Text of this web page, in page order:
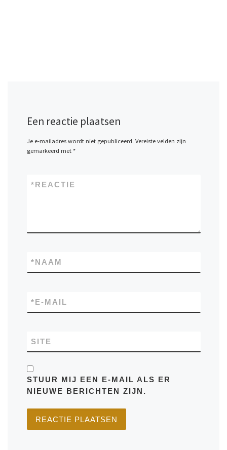
Een reactie plaatsen
Je e-mailadres wordt niet gepubliceerd. Vereiste velden zijn
gemarkeerd met *
REACTIE
*
NAAM
*
E-MAIL
*
SITE
STUUR MIJ EEN E-MAIL ALS ER
NIEUWE BERICHTEN ZIJN.